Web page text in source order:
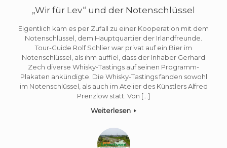
„Wir für Lev“ und der Notenschlüssel
Eigentlich kam es per Zufall zu einer Kooperation mit dem
Notenschlüssel, dem Hauptquartier der Irlandfreunde.
Tour-Guide Rolf Schlier war privat auf ein Bier im
Notenschlüssel, als ihm auffiel, dass der Inhaber Gerhard
Zech diverse Whisky-Tastings auf seinen Programm-
Plakaten ankündigte. Die Whisky-Tastings fanden sowohl
im Notenschlüssel, als auch im Atelier des Künstlers Alfred
Prenzlow statt. Von […]
Weiterlesen